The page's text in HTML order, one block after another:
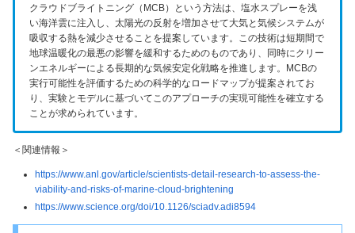
クラウドブライトニング（MCB）という方法は、塩水スプレーを浅
い海洋雲に注入し、太陽光の反射を増加させて大気と気候システムが
吸収する熱を減少させることを提案しています。この技術は短期間で
地球温暖化の最悪の影響を緩和するためのものであり、同時にクリー
ンエネルギーによる長期的な気候安定化戦略を推進します。MCBの
実行可能性を評価するための科学的なロードマップが提案されてお
り、実験とモデルに基づいてこのアプローチの実現可能性を確立する
ことが求められています。
＜関連情報＞
https://www.anl.gov/article/scientists-detail-research-to-assess-the-
viability-and-risks-of-marine-cloud-brightening
https://www.science.org/doi/10.1126/sciadv.adi8594